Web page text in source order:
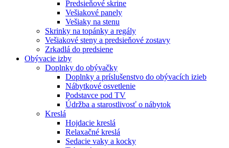
Predsieňové skrine
Vešiakové panely
Vešiaky na stenu
Skrinky na topánky a regály
Vešiakové steny a predsieňové zostavy
Zrkadlá do predsiene
Obývacie izby
Doplnky do obývačky
Doplnky a príslušenstvo do obývacích izieb
Nábytkové osvetlenie
Podstavce pod TV
Údržba a starostlivosť o nábytok
Kreslá
Hojdacie kreslá
Relaxačné kreslá
Sedacie vaky a kocky